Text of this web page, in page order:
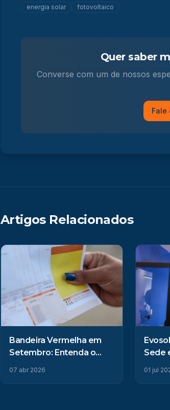
energia solar
fotovoltaico
Quer saber
Converse com um de nossos
Fale
Artigos Relacionados
Bandeira Vermelha em
Setembro: Entenda o
07 abr 2026
Sede
01 jul